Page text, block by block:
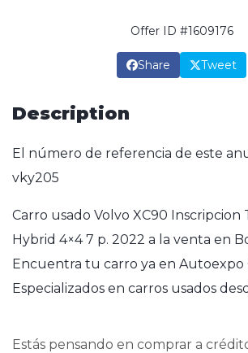
Offer ID #1609176
Share Tweet
Description
El número de referencia de este
vky205
Carro usado Volvo XC90 Inscripcion
Hybrid 4×4 7 p. 2022 a la venta en
Encuentra tu carro ya en Autoexpo
Especializados en carros usados
Estás pensando en comprar a